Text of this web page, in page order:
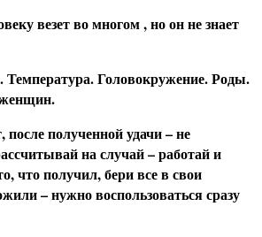
везет во многом , но он не знает
Температура. Головокружение. Роды.
полученной удачи – не
на случай – работай и
что получил, бери все в свои
– нужно воспользоваться сразу